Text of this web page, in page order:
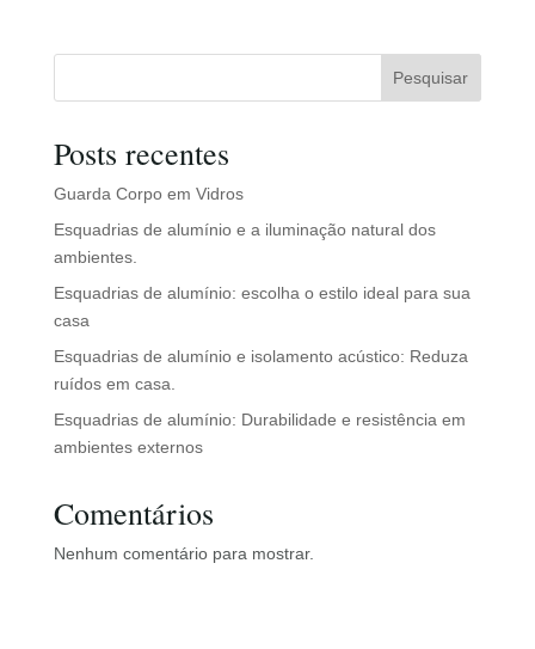
Pesquisar
Posts recentes
Guarda Corpo em Vidros
Esquadrias de alumínio e a iluminação natural dos
ambientes.
Esquadrias de alumínio: escolha o estilo ideal para sua
casa
Esquadrias de alumínio e isolamento acústico: Reduza
ruídos em casa.
Esquadrias de alumínio: Durabilidade e resistência em
ambientes externos
Comentários
Nenhum comentário para mostrar.